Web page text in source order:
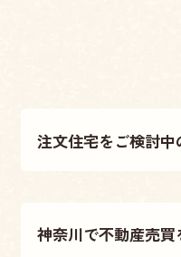
注文住宅をご検討中
施工事例
神奈川で不動産売